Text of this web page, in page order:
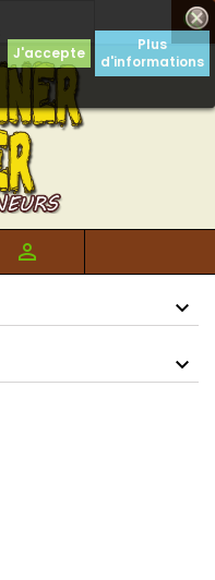

J'accepte
Plus
d'informations
